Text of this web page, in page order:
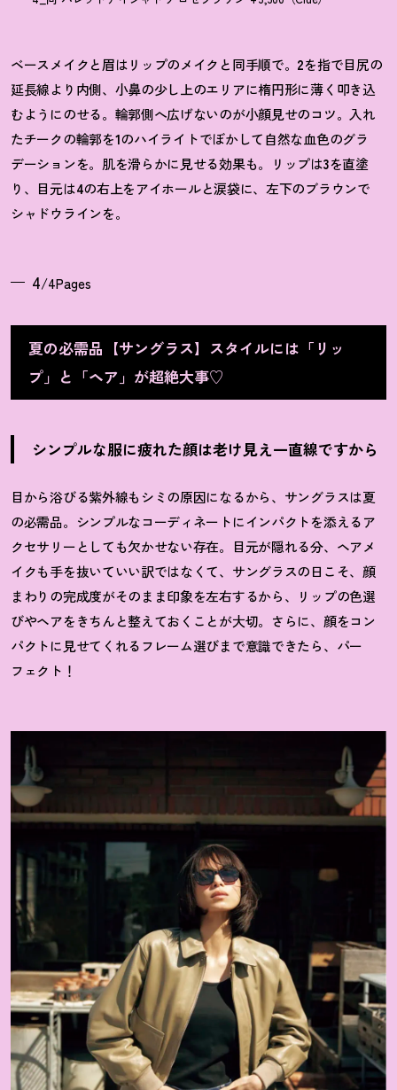
ベースメイクと眉はリップのメイクと同手順で。 2を指で目尻の
延長線より内側、小鼻の少し上のエリアに楕円形に薄く叩き込
むようにのせる。輪郭側へ広げないのが小顔見せのコツ。入れ
たチークの輪郭を1のハイライトでぼかして自然な血色のグラ
デーションを。肌を滑らかに見せる効果も。リップは3を直塗
り、目元は4の右上をアイホールと涙袋に、左下のブラウンで
シャドウラインを。
4/4Pages
夏の必需品【サングラス】スタイルには「リッ
プ」と「ヘア」が超絶大事♡
シンプルな服に疲れた顔は老け見え一直線ですから
目から浴びる紫外線もシミの原因になるから、サングラスは夏
の必需品。シンプルなコーディネートにインパクトを添えるア
クセサリーとしても欠かせない存在。目元が隠れる分、ヘアメ
イクも手を抜いていい訳ではなくて、サングラスの日こそ、顔
まわりの完成度がそのまま印象を左右するから、リップの色選
びやヘアをきちんと整えておくことが大切。さらに、顔をコン
パクトに見せてくれるフレーム選びまで意識できたら、パー
フェクト！